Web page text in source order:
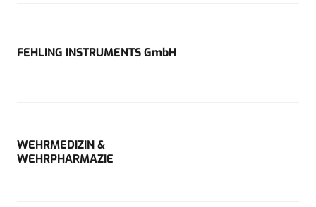
FEHLING INSTRUMENTS GmbH
WEHRMEDIZIN &
WEHRPHARMAZIE